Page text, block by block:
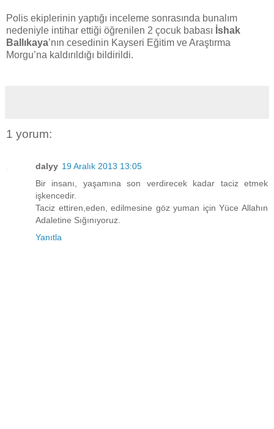
Polis ekiplerinin yaptığı inceleme sonrasında bunalım
nedeniyle intihar ettiği öğrenilen 2 çocuk babası İshak
Ballıkaya’nın cesedinin Kayseri Eğitim ve Araştırma
Morgu’na kaldırıldığı bildirildi.
1 yorum:
dalyy 19 Aralık 2013 13:05
Bir insanı, yaşamına son verdirecek kadar taciz etmek
işkencedir.
Taciz ettiren,eden, edilmesine göz yuman için Yüce Allahın
Adaletine Sığınıyoruz.
Yanıtla